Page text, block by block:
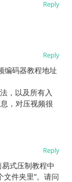
Reply
Reply
编码器教程地址
，以及所有入
，对压视频很
Reply
式压制教程中
文件夹里”。请问